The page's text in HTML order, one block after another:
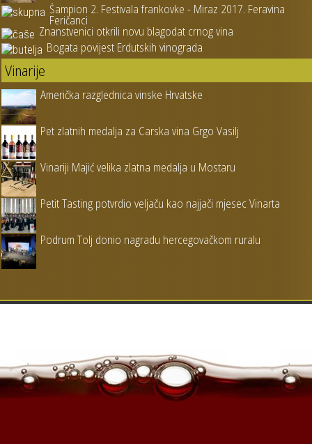
Šampion 2. Festivala frankovke - Miraz 2017. Feravina
Feričanci
Znanstvenici otkrili novu blagodat crnog vina
Bogata povijest Erdutskih vinograda
Vinarije
Američka razglednica vinske Hrvatske
Pet zlatnih medalja za Carska vina Grgo Vasilj
Vinariji Majić velika zlatna medalja u Mostaru
Petit Tasting potvrdio veljaču kao najjači mjesec Vinarta
Podrum Tolj donio nagradu hercegovačkom ruralu